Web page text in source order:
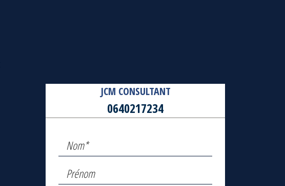
JCM CONSULTANT
0640217234